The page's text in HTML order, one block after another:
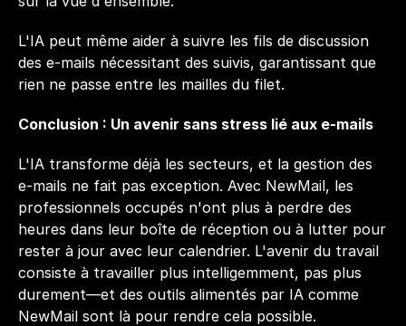
L'IA peut même aider à suivre les fils de discussion
des e-mails nécessitant des suivis, garantissant que
rien ne passe entre les mailles du filet.
Conclusion : Un avenir sans stress lié aux e-mails
L'IA transforme déjà les secteurs, et la gestion des
e-mails ne fait pas exception. Avec NewMail, les
professionnels occupés n'ont plus à perdre des
heures dans leur boîte de réception ou à lutter pour
rester à jour avec leur calendrier. L'avenir du travail
consiste à travailler plus intelligemment, pas plus
durement—et des outils alimentés par IA comme
NewMail sont là pour rendre cela possible.